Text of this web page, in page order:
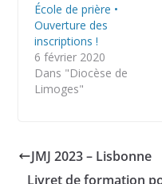
École de prière •
Ouverture des
inscriptions !
6 février 2020
Dans "Diocèse de
Limoges"
JMJ 2023 – Lisbonne
Livret de formation